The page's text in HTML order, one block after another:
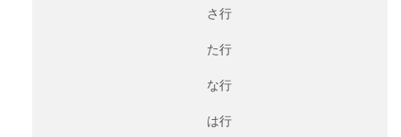
さ行
た行
な行
は行